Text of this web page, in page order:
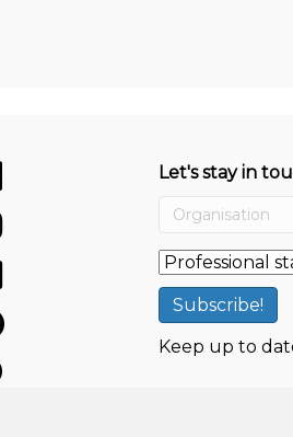
Let's stay in
Keep up to